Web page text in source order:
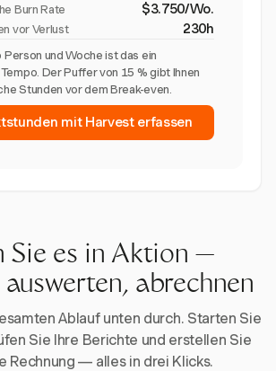
Burn Rate $3.750/Wo.
vor Verlust 230h
Person und Woche ist das ein
Der Puffer von 15 % gibt Ihnen
Stunden vor dem Break-even.
mit Harvest erfassen
Sie es in Aktion —
auswerten, abrechnen
Ablauf unten durch. Starten Sie
Sie Ihre Berichte und erstellen Sie
Rechnung — alles in drei Klicks.